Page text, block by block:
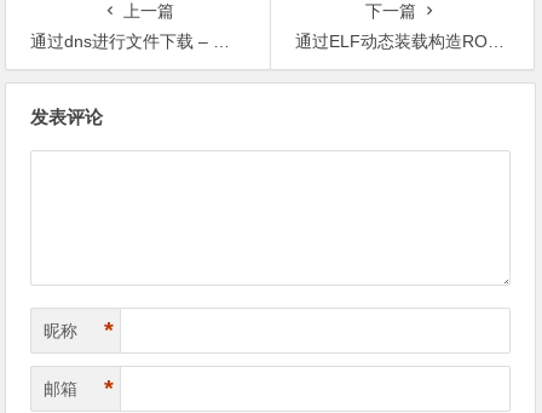
上一篇
通过dns进行文件下载 – 我是壮丁
下一篇
通过ELF动态装载构造ROP链 （ Return-to-dl-resolve）
发表评论
昵称 *
邮箱 *